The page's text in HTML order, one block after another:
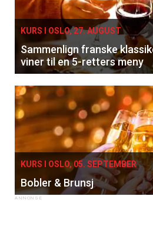
KURS I OSLO, 27. AUGUST
Sammenlign franske
viner til en 5-retters meny
KURS I OSLO, 05. SEPTEMBER
Bobler & Brunsj